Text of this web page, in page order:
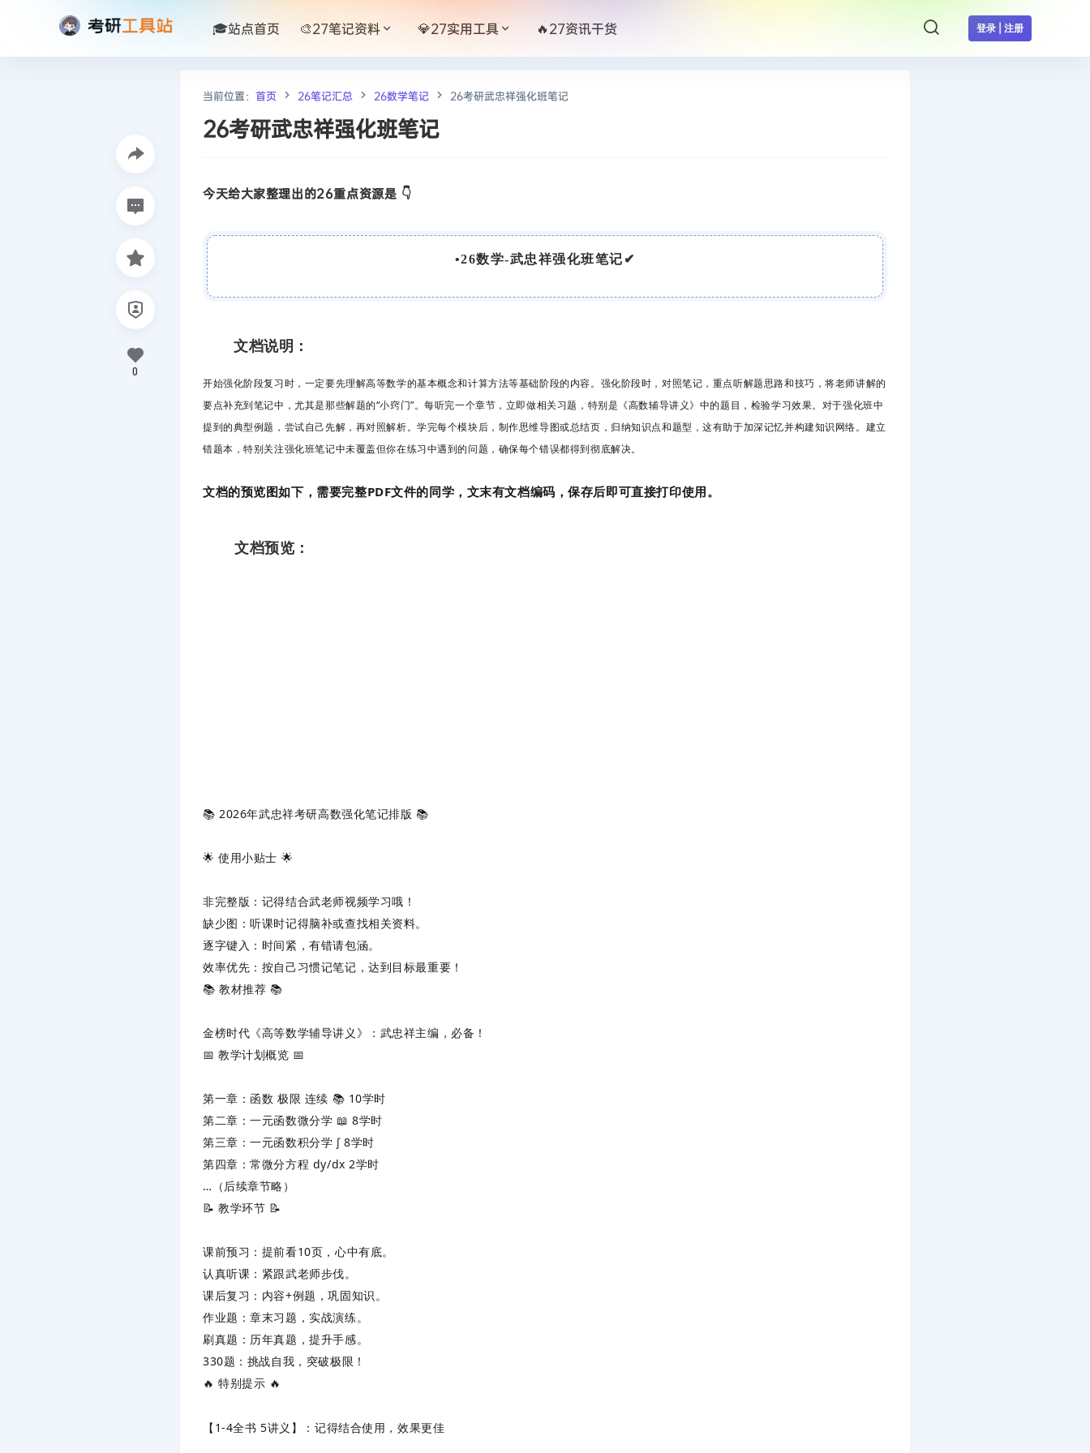
登录 | 注册
🎓站点首页 🎨27笔记资料 💎27实用工具 🔥27资讯干货
当前位置： 首页 26笔记汇总 26数学笔记 26考研武忠祥强化班笔记
26考研武忠祥强化班笔记
今天给大家整理出的26重点资源是 👇
•26数学-武忠祥强化班笔记 ✔
文档说明：
开始强化阶段复习时，一定要先理解高等数学的基本概念和计算方法等基础阶段的内容。强化阶段时，对照笔记，重点听解题思路和技巧，将老师讲解的
要点补充到笔记中，尤其是那些解题的“小窍门”。每听完一个章节，立即做相关习题，特别是《高数辅导讲义》中的题目，检验学习效果。对于强化班中
提到的典型例题，尝试自己先解，再对照解析。学完每个模块后，制作思维导图或总结页，归纳知识点和题型，这有助于加深记忆并构建知识网络。建立
错题本，特别关注强化班笔记中未覆盖但你在练习中遇到的问题，确保每个错误都得到彻底解决。
文档的预览图如下，需要完整PDF文件的同学，文末有文档编码，保存后即可直接打印使用。
文档预览：
📚 ‌ 2026年武忠祥考研高数强化笔记排版 ‌ 📚
🌟 ‌使用小贴士 ‌ 🌟
非完整版 ‌：记得结合武老师视频学习哦！
缺少图 ‌：听课时记得脑补或查找相关资料。
逐字键入 ‌：时间紧，有错请包涵。
效率优先 ‌：按自己习惯记笔记，达到目标最重要！
📚 ‌教材推荐 ‌ 📚
金榜时代《高等数学辅导讲义》
‌：武忠祥主编，必备！
📅 ‌教学计划概览 ‌ 📅
第一章 ‌：函数 极限 连续 📚 ‌ 10学时
第二章 ‌：一元函数微分学 📖 ‌8学时
第三章 ‌：一元函数积分学 ∫ ‌8学时
第四章 ‌：常微分方程 dy/dx ‌2学时
… ‌（后续章节略）
📝 ‌教学环节 ‌ 📝
课前预习 ‌：提前看10页，心中有底。
认真听课 ‌：紧跟武老师步伐。
课后复习 ‌：内容+例题，巩固知识。
作业题 ‌：章末习题，实战演练。
刷真题 ‌：历年真题，提升手感。
330题 ‌：挑战自我，突破极限！
🔥 ‌特别提示 ‌ 🔥
【1-4全书 5讲义】 ‌：记得结合使用，效果更佳
0